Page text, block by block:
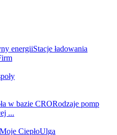
energiiStacje ładowania
w bazie CRORodzaje pomp
...
Moje CiepłoUlga